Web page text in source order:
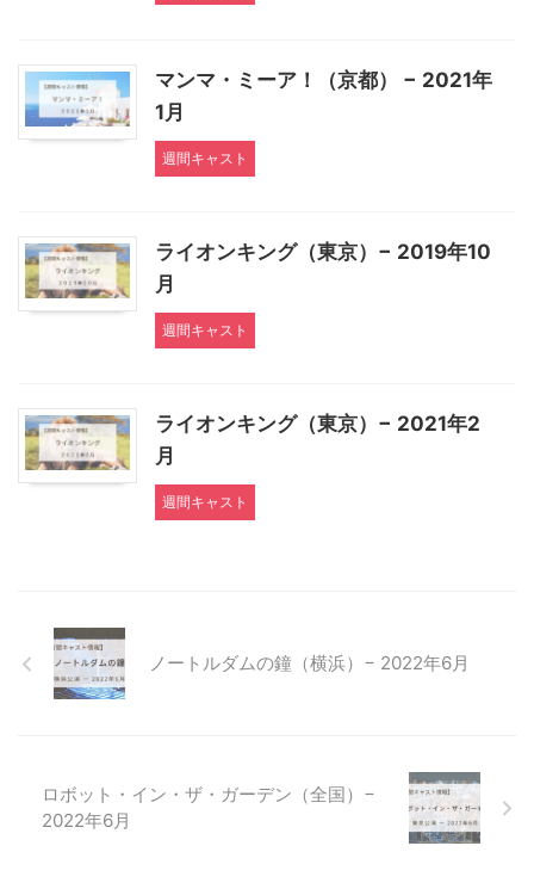
マンマ・ミーア！（京都） − 2021年
1月
週間キャスト
ライオンキング（東京）− 2019年10
月
週間キャスト
ライオンキング（東京）− 2021年2
月
週間キャスト
ノートルダムの鐘（横浜）− 2022年6月
ロボット・イン・ザ・ガーデン（全国）−
2022年6月